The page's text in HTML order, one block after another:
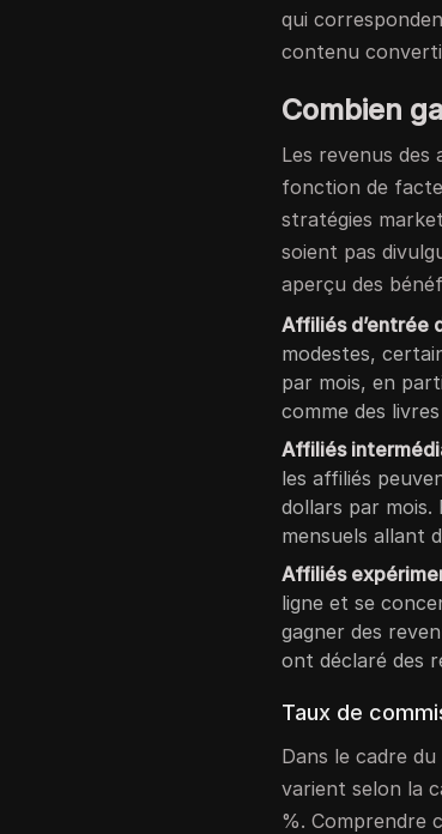
qui
contenu
Combien
Les revenus des
fonction de
stratégies
soient pas
aperçu des
Affiliés d’entrée
modestes,
par mois, en
comme des
Affiliés
les affiliés
dollars par mois.
mensuels allant
Affiliés
ligne et se
gagner des
ont déclaré des
Taux de
Dans le cadre
varient selon la
%. Comprendre